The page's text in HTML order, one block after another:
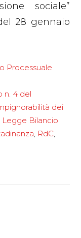
sociale”
28 gennaio
Processuale
n. 4 del
dei
Legge Bilancio
, RdC,